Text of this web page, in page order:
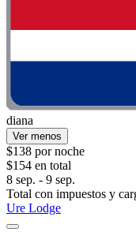
diana
Ver menos
$138 por noche
$154 en total
8 sep. - 9 sep.
Total con impuestos y
Ure Lodge